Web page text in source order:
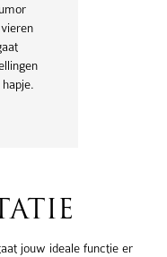
jouw ideale functie er